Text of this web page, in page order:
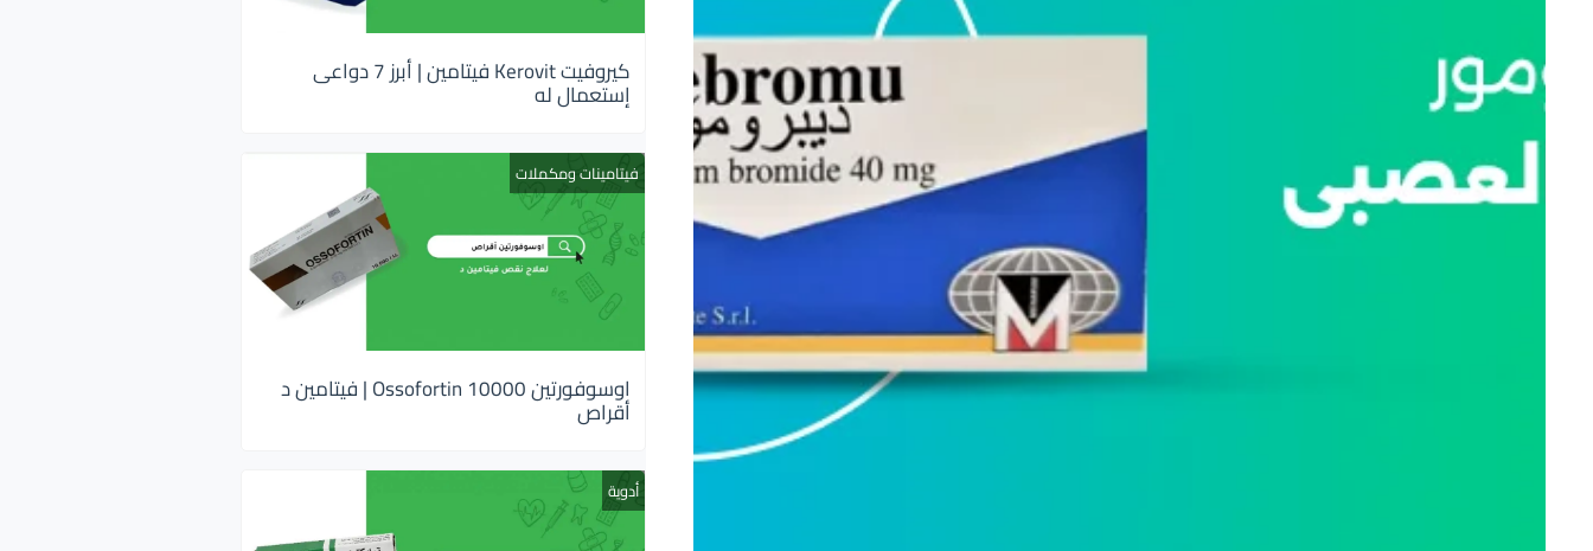
كيروفيت Kerovit فيتامين | أبرز 7 دواعى
إستعمال له
فيتامينات ومكملات
اوسوفورتين 10000 Ossofortin | فيتامين د
أقراص
أدوية